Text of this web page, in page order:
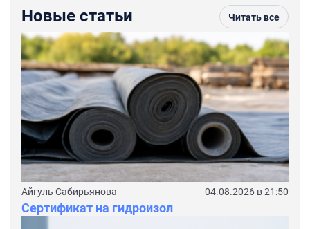
Новые статьи Читать все
Айгуль Сабирьянова 04.08.2026 в 21:50
Сертификат на гидроизол